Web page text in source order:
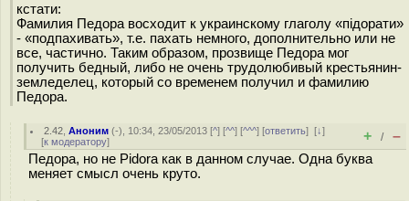
кстати:
Фамилия Педора восходит к украинскому глаголу «пiдорати»
- «подпахивать», т.е. пахать немного, дополнительно или не
все, частично. Таким образом, прозвище Педора мог
получить бедный, либо не очень трудолюбивый крестьянин-
земледелец, который со временем получил и фамилию
Педора.
2.42 ,Аноним (-), 10:34, 23/05/2013 [^] [^^] [^^^] [ответить][↓]
[к модератору] + / –
Педора, но не Pidora как в данном случае. Одна буква
меняет смысл очень круто.